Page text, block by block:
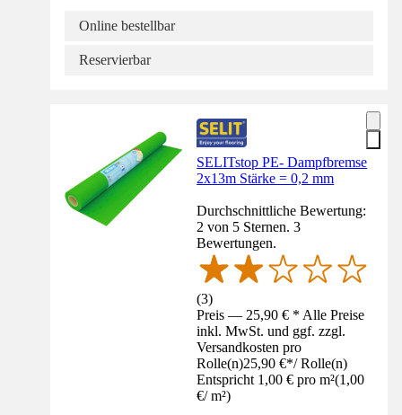
Online bestellbar
Reservierbar
SELITstop PE- Dampfbremse
2x13m Stärke = 0,2 mm
Durchschnittliche Bewertung:
2 von 5 Sternen. 3
Bewertungen.
(3)
Preis — 25,90 € * Alle Preise
inkl. MwSt. und ggf. zzgl.
Versandkosten pro
Rolle(n)25,90 €*/ Rolle(n)
Entspricht 1,00 € pro m²(1,00
€/ m²)